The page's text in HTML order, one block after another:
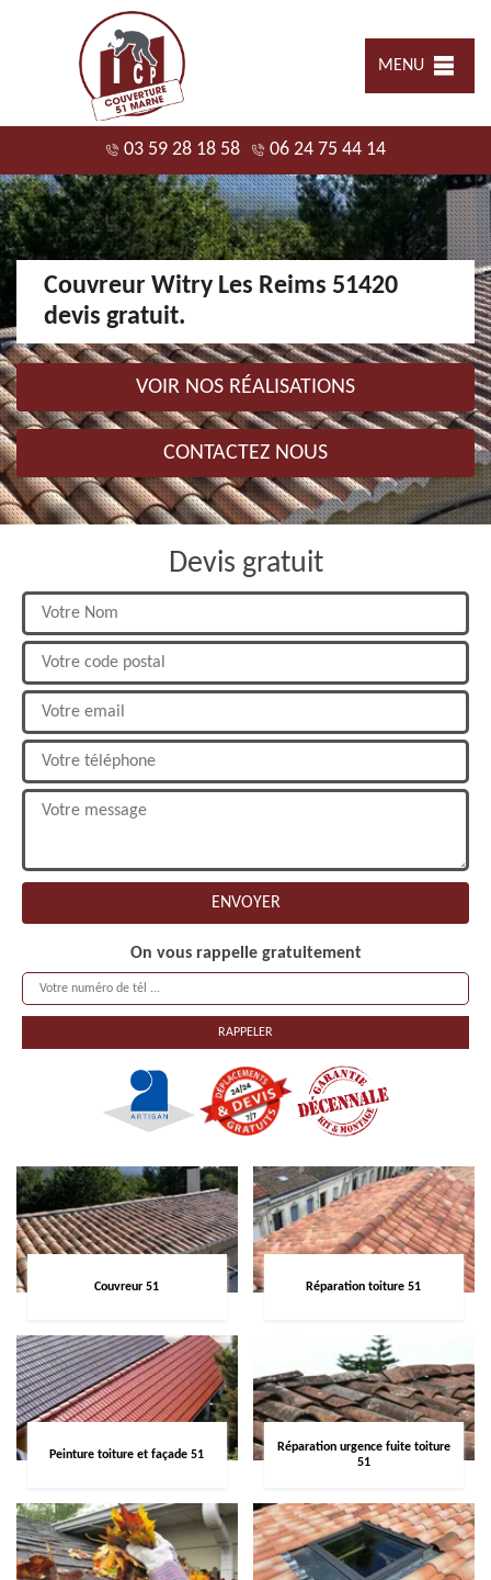
MENU
03 59 28 18 58 06 24 75 44 14
Couvreur Witry Les Reims 51420
devis gratuit.
VOIR NOS RÉALISATIONS
CONTACTEZ NOUS
Devis gratuit
On vous rappelle gratuitement
Couvreur 51 Réparation toiture 51
Peinture toiture et façade 51
Réparation urgence fuite toiture
51